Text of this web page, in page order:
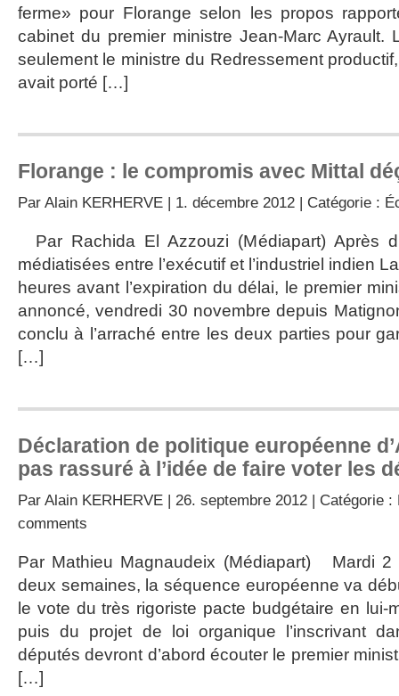
ferme» pour Florange selon les propos
cabinet du premier ministre Jean-Marc Ayrault.
seulement le ministre du Redressement
avait porté […]
Florange : le compromis avec Mittal
Par Alain KERHERVE | 1. décembre 2012 | Catégorie :
Par Rachida El Azzouzi (Médiapart) Après
médiatisées entre l’exécutif et l’industriel indien
heures avant l’expiration du délai, le premier
annoncé, vendredi 30 novembre depuis
conclu à l’arraché entre les deux parties pour
[…]
Déclaration de politique européenne
pas rassuré à l’idée de faire voter les
Par Alain KERHERVE | 26. septembre 2012 | Catégorie :
comments
Par Mathieu Magnaudeix (Médiapart) Mardi 2
deux semaines, la séquence européenne va
le vote du très rigoriste pacte budgétaire en lui-
puis du projet de loi organique l’inscrivant
députés devront d’abord écouter le premier
[…]